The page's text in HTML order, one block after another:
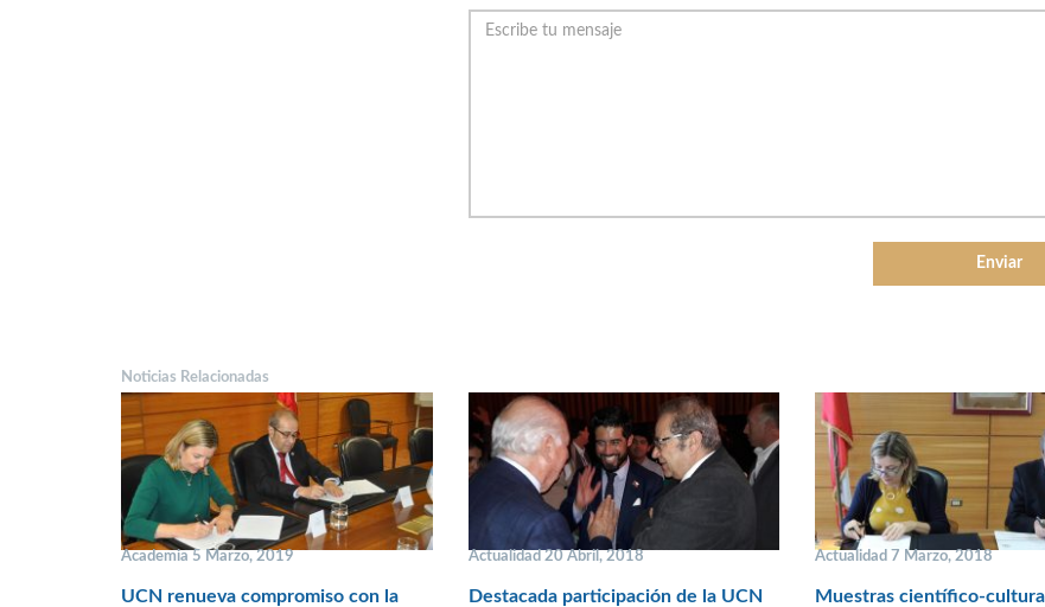
Noticias Relacionadas
Academia 5 Marzo, 2019
UCN renueva compromiso con la
Actualidad 20 Abril, 2018
Destacada participación de la UCN
Actualidad 7 Marzo, 2018
Muestras científico-